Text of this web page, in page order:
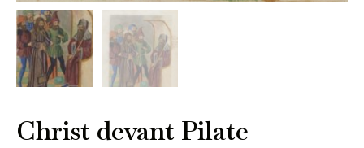
Christ devant Pilate